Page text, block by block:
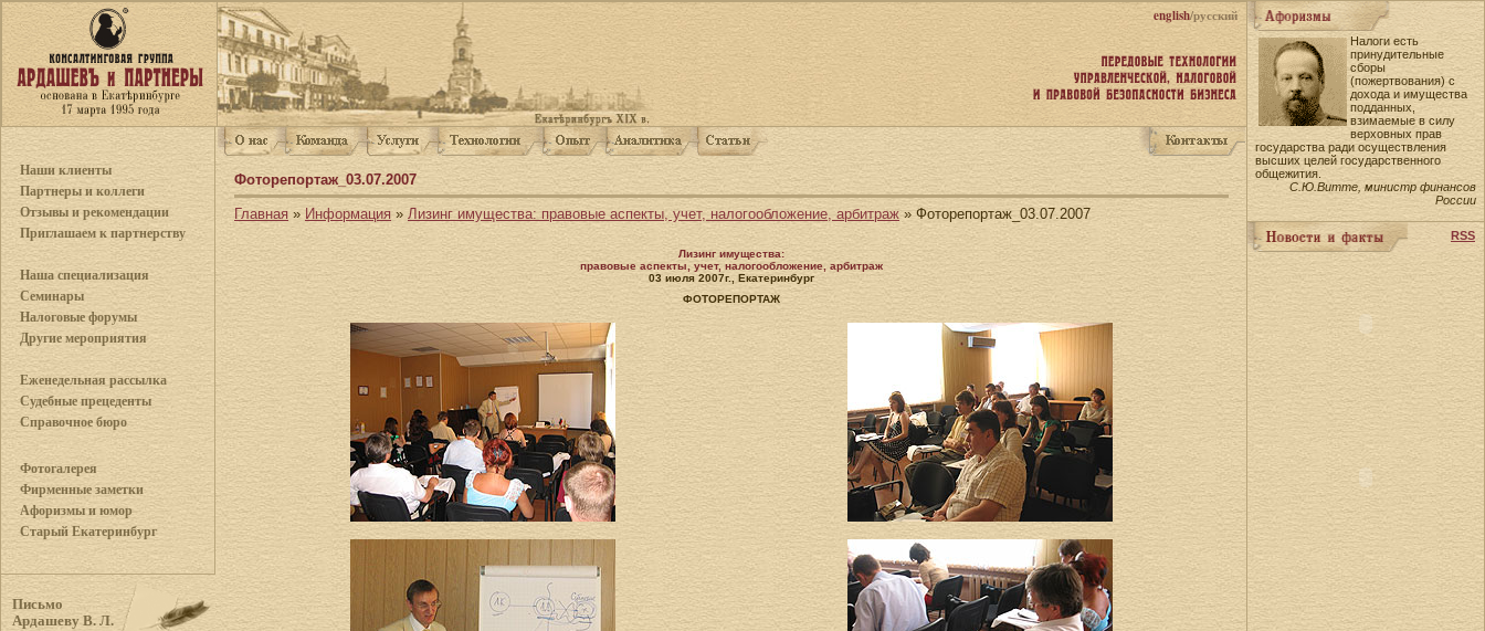
english/русский
Наши клиенты
Партнеры и коллеги
Отзывы и рекомендации
Приглашаем к партнерству
Наша специализация
Семинары
Налоговые форумы
Другие мероприятия
Еженедельная рассылка
Судебные прецеденты
Справочное бюро
Фотогалерея
Фирменные заметки
Афоризмы и юмор
Старый Екатеринбург
Письмо
Ардашеву В. Л.
Фоторепортаж_03.07.2007
Главная » Информация» Лизинг имущества: правовые аспекты, учет, налогообложение, арбитраж» Фоторепортаж_03.07.2007
Лизинг имущества:
правовые аспекты, учет, налогообложение, арбитраж
03 июля 2007г., Екатеринбург
ФОТОРЕПОРТАЖ
Налоги есть
принудительные
сборы
(пожертвования) с
дохода и имущества
подданных,
взимаемые в силу
верховных прав
государства ради осуществления
высших целей государственного
общежития.
С.Ю.Витте, министр финансов
России
RSS